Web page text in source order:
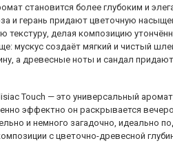
становится более глубоким и
и герань придают цветочную
текстуру, делая композицию
мускус создаёт мягкий и чистый
а древесные ноты и сандал
Touch — это универсальный
эффектно он раскрывается
и немного загадочно, идеально
с цветочно-древесной